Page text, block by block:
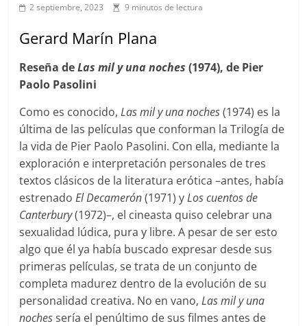
2 septiembre, 2023 9 minutos de lectura
Gerard Marín Plana
Reseña deLas mil y una noches (1974), de Pier
Paolo Pasolini
Como es conocido,Las mil y una noches(1974) es la
última de las películas que conforman la Trilogía de
la vida de Pier Paolo Pasolini. Con ella, mediante la
exploración e interpretación personales de tres
textos clásicos de la literatura erótica –antes, había
estrenadoEl Decamerón(1971) yLos cuentos de
Canterbury(1972)–, el cineasta quiso celebrar una
sexualidad lúdica, pura y libre. A pesar de ser esto
algo que él ya había buscado expresar desde sus
primeras películas, se trata de un conjunto de
completa madurez dentro de la evolución de su
personalidad creativa. No en vano,Las mil y una
nochessería el penúltimo de sus filmes antes de